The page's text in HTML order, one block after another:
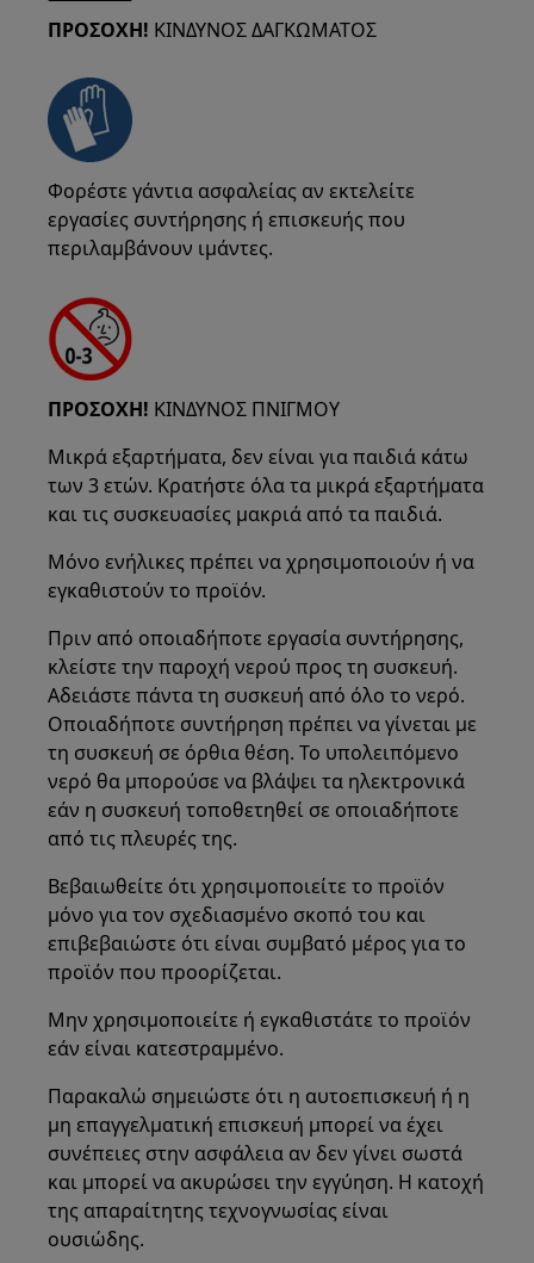
ΠΡΟΣΟΧΗ! ΚΙΝΔΥΝΟΣ ΔΑΓΚΩΜΑΤΟΣ
Φορέστε γάντια ασφαλείας αν εκτελείτε
εργασίες συντήρησης ή επισκευής που
περιλαμβάνουν ιμάντες.
ΠΡΟΣΟΧΗ! ΚΙΝΔΥΝΟΣ ΠΝΙΓΜΟΥ
Μικρά εξαρτήματα, δεν είναι για παιδιά κάτω
των 3 ετών. Κρατήστε όλα τα μικρά εξαρτήματα
και τις συσκευασίες μακριά από τα παιδιά.
Μόνο ενήλικες πρέπει να χρησιμοποιούν ή να
εγκαθιστούν το προϊόν.
Πριν από οποιαδήποτε εργασία συντήρησης,
κλείστε την παροχή νερού προς τη συσκευή.
Αδειάστε πάντα τη συσκευή από όλο το νερό.
Οποιαδήποτε συντήρηση πρέπει να γίνεται με
τη συσκευή σε όρθια θέση. Το υπολειπόμενο
νερό θα μπορούσε να βλάψει τα ηλεκτρονικά
εάν η συσκευή τοποθετηθεί σε οποιαδήποτε
από τις πλευρές της.
Βεβαιωθείτε ότι χρησιμοποιείτε το προϊόν
μόνο για τον σχεδιασμένο σκοπό του και
επιβεβαιώστε ότι είναι συμβατό μέρος για το
προϊόν που προορίζεται.
Μην χρησιμοποιείτε ή εγκαθιστάτε το προϊόν
εάν είναι κατεστραμμένο.
Παρακαλώ σημειώστε ότι η αυτοεπισκευή ή η
μη επαγγελματική επισκευή μπορεί να έχει
συνέπειες στην ασφάλεια αν δεν γίνει σωστά
και μπορεί να ακυρώσει την εγγύηση. Η κατοχή
της απαραίτητης τεχνογνωσίας είναι
ουσιώδης.